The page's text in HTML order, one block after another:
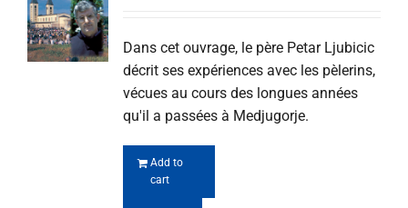
Dans cet ouvrage, le père Petar Ljubicic
décrit ses expériences avec les pèlerins,
vécues au cours des longues années
qu'il a passées à Medjugorje.
Add to
cart